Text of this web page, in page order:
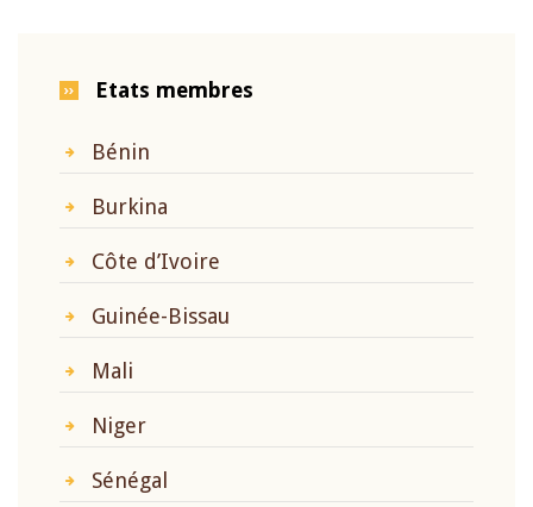
Etats membres
Bénin
Burkina
Côte d’Ivoire
Guinée-Bissau
Mali
Niger
Sénégal